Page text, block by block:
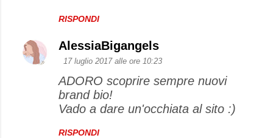
RISPONDI
AlessiaBigangels
17 luglio 2017 alle ore 10:23
ADORO scoprire sempre nuovi
brand bio!
Vado a dare un'occhiata al sito :)
RISPONDI